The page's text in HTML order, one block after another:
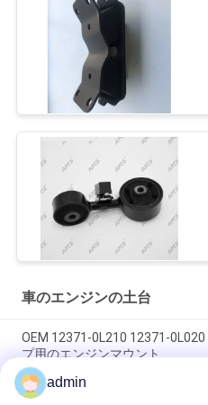
車のエンジンの土台
OEM 12371-0L210 12371-
プ用のエンジンマウント
OEM 12361-31210 1236131210
admin